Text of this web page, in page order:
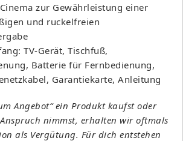
zur Gewährleistung einer
und ruckelfreien
TV-Gerät, Tischfuß,
Batterie für Fernbedienung,
Garantiekarte, Anleitung
Angebot“ ein Produkt kaufst oder
nimmst, erhalten wir oftmals
als Vergütung. Für dich entstehen